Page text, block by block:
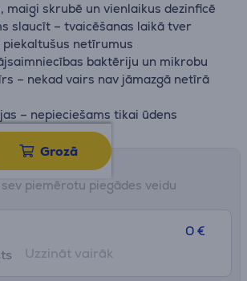
maigi skrubē un vienlaikus dezinficē
slaucīt – tvaicēšanas laikā tver
piekaltušus netīrumus
baktēriju un mikrobu
– nekad vairs nav jāmazgā netīrā
– nepieciešams tikai ūdens
Grozā
iespējas
sev piemērotu piegādes veidu
0 €
Uzzināt vairāk